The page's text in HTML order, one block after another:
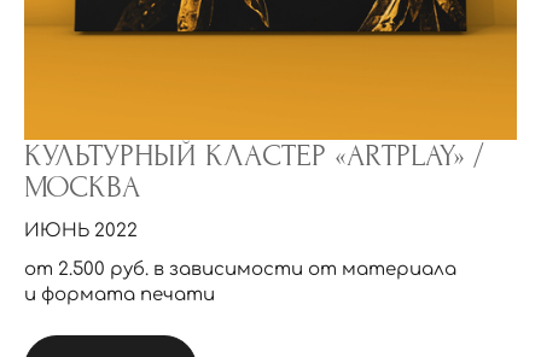
КУЛЬТУРНЫЙ КЛАСТЕР «ARTPLAY» /
МОСКВА
ИЮНЬ 2022
от 2.500 руб. в зависимости от материала
и формата печати